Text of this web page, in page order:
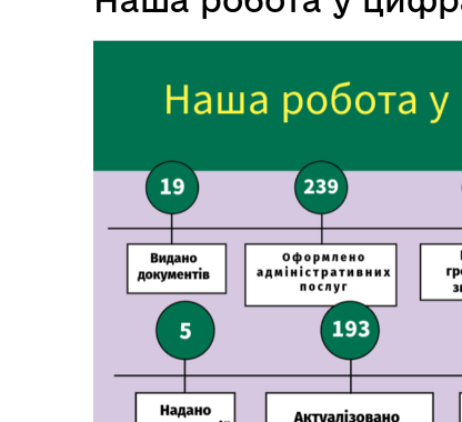
Одноразова матеріальна
допомога дітям ВПО